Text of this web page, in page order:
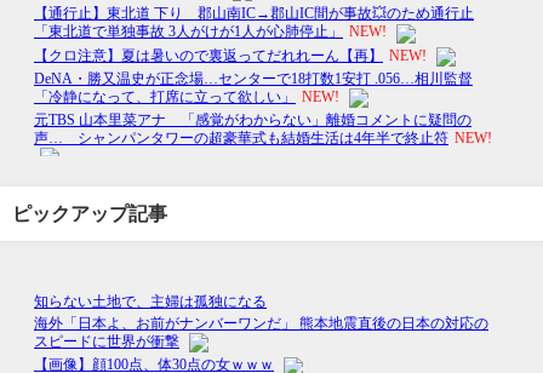
ピックアップ記事